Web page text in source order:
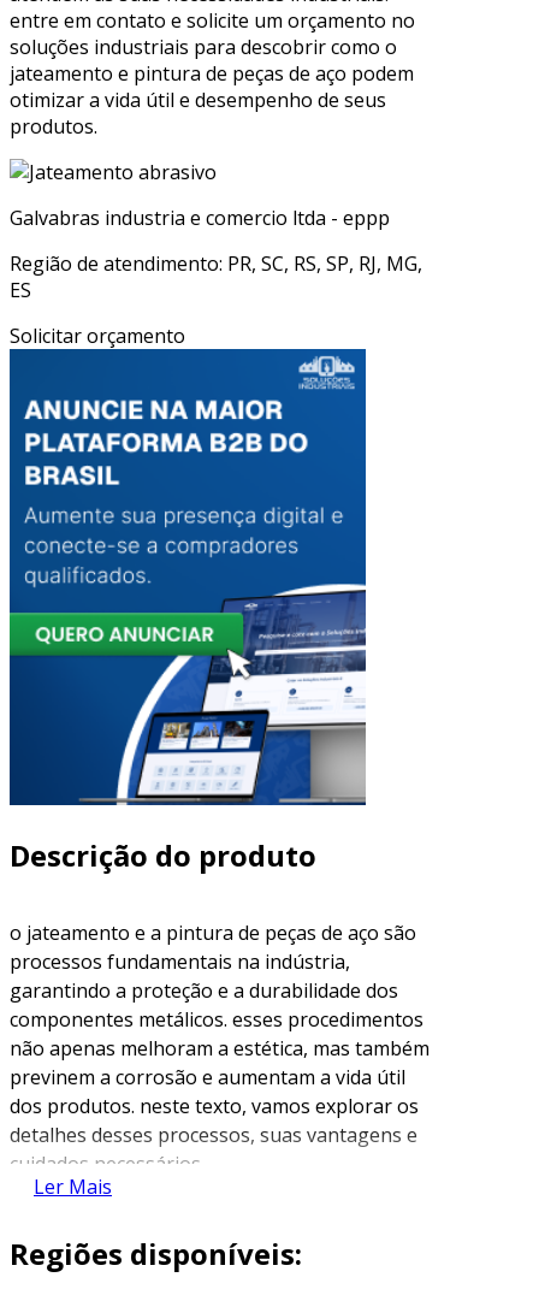
entre em contato e solicite um orçamento no
soluções industriais para descobrir como o
jateamento e pintura de peças de aço podem
otimizar a vida útil e desempenho de seus
produtos.
Galvabras industria e comercio ltda - eppp
Região de atendimento: PR, SC, RS, SP, RJ, MG,
ES
Solicitar orçamento
Descrição do produto
o jateamento e a pintura de peças de aço são
processos fundamentais na indústria,
garantindo a proteção e a durabilidade dos
componentes metálicos. esses procedimentos
não apenas melhoram a estética, mas também
previnem a corrosão e aumentam a vida útil
dos produtos. neste texto, vamos explorar os
detalhes desses processos, suas vantagens e
cuidados necessários.
o jateamento é um processo de limpeza e
Ler Mais
Regiões disponíveis: